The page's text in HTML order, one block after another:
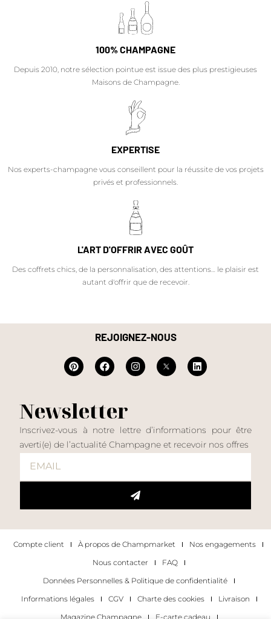
100% CHAMPAGNE
Depuis 2010, notre sélection pointue est issue des plus prestigieuses
Maisons de Champagne.
EXPERTISE
Nos experts-champagne vous conseillent pour la réussite de vos projets
privés et professionnels.
L'ART D'OFFRIR AVEC GOÛT
Des coffrets chics, de la personnalisation, des attentions… le plaisir est
autant d'offrir que de recevoir.
REJOIGNEZ-NOUS
Newsletter
Inscrivez-vous à notre lettre d’informations pour être
averti(e) de l’actualité Champagne et recevoir nos offres
Compte client À propos de Champmarket
Nos engagements
Nous contacter
FAQ
Données Personnelles & Politique de confidentialité
Informations légales
CGV Charte des cookies
Livraison
Magazine Champagne
E-carte cadeau